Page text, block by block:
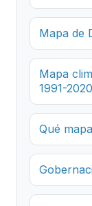
Mapa de
Mapa
1991-2020
Qué